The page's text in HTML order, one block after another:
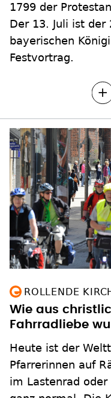
1799 der
Der 13. Juli ist
bayerischen
Festvortrag.
ROLLENDE
Wie aus
Fahrradliebe
Heute ist der
Pfarrerinnen auf
im Lastenrad